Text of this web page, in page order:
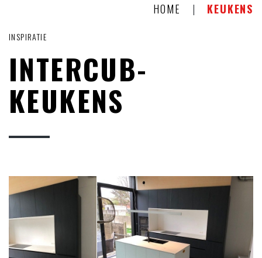
HOME | KEUKENS
INSPIRATIE
INTERCUB-
KEUKENS